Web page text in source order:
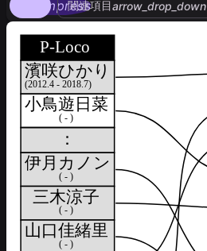
compress
関連項目arrow_drop_down